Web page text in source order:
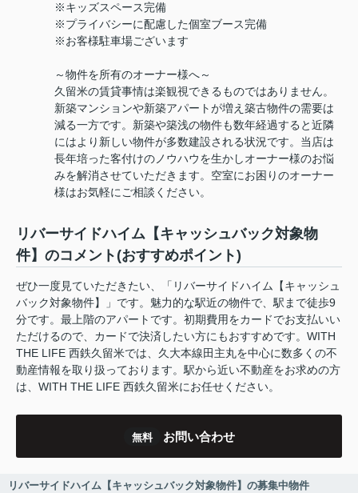
※キッズスペース完備
※プライバシーに配慮した個室ブース完備
※お客様駐車場ございます
～物件を所有のオーナー様へ～
久留米の賃貸事情は楽観視できるものではありません。
新築マンションや新築アパートが増え築古物件の需要は
減る一方です。新築や築浅の物件も数年経過すると近隣
にはより新しい物件が多数建設される状況です。当店は
長年培った客付けのノウハウを生かしオーナー様のお悩
みを解消させていただきます。空室にお困りのオーナー
様はお気軽にご相談ください。
リバーサイドハイム【キャッシュバック対象物
件】のコメント(おすすめポイント)
ぜひ一度見ていただきたい、「リバーサイドハイム【キャッシュ
バック対象物件】」です。魅力的な駅近の物件で、駅まで徒歩9
分です。最上階のアパートです。初期費用をカードでお支払いい
ただけるので、カードで決済したい方にもおすすめです。WITH
THE LIFE 西鉄久留米では、久大本線田主丸を中心に数多くの不
動産情報を取り扱っております。駅から近い不動産をお求めの方
は、WITH THE LIFE 西鉄久留米にお任せください。
無料 お問い合わせ
リバーサイドハイム【キャッシュバック対象物件】の募集中物件